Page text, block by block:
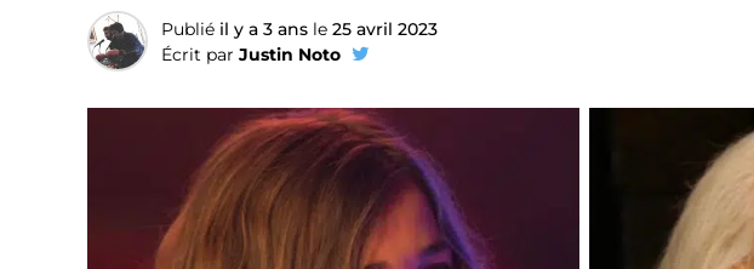
Publié il y a 3 ans le 25 avril 2023
Écrit par Justin Noto